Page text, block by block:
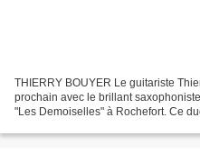
THIERRY BOUYER Le guitariste
prochain avec le brillant
"Les Demoiselles" à Rochefort. Ce